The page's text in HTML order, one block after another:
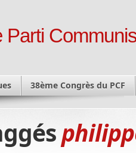
Parti
38ème Congrès du PCF